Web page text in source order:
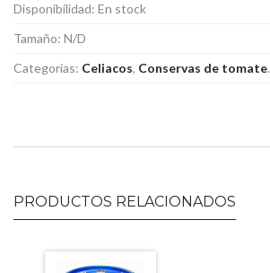
Disponibilidad: En stock
Tamaño: N/D
Categorías: Celiacos, Conservas de tomate.
PRODUCTOS RELACIONADOS